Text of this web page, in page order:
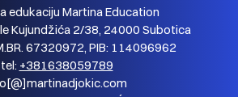
edukaciju Martina Education
Kujundžića 2/38, 24000 Subotica
67320972, PIB: 114096962
tel: +381638059789